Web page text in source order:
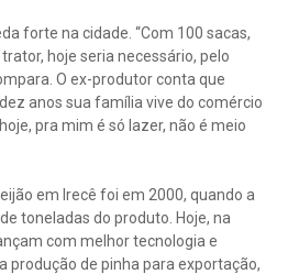
forte na cidade. “Com 100 sacas,
hoje seria necessário, pelo
O ex-produtor conta que
anos sua família vive do comércio
pra mim é só lazer, não é meio
em Irecê foi em 2000, quando a
toneladas do produto. Hoje, na
com melhor tecnologia e
produção de pinha para exportação,